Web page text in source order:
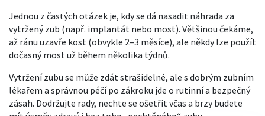
Jednou z častých otázek je, kdy se dá nasadit náhrada za
vytržený zub (např. implantát nebo most). Většinou čekáme,
až ránu uzavře kost (obvykle 2–3 měsíce), ale někdy lze použít
dočasný most už během několika týdnů.
Vytržení zubu se může zdát strašidelné, ale s dobrým zubním
lékařem a správnou péčí po zákroku jde o rutinní a bezpečný
zásah. Dodržujte rady, nechte se ošetřit včas a brzy budete